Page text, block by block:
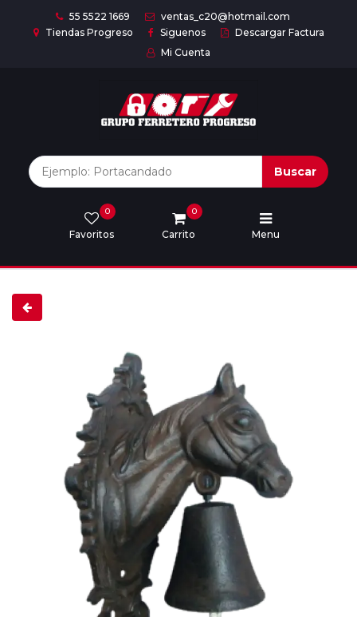
55 5522 1669
ventas_c20@hotmail.com
Tiendas Progreso
Siguenos
Descargar Factura
Mi Cuenta
Buscar
Favoritos
0
Carrito
0
Menu
Marcas
Descargar